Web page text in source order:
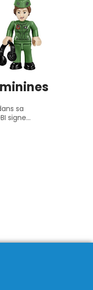
sa
signe...